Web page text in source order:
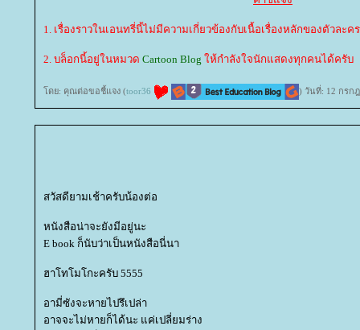
1. เรื่องราวในเอนทรี่นี้ไม่มีความเกี่ยวข้องกับเนื้อเรื่องหลักของตัวละค
2. บล็อกนี้อยู่ในหมวด Cartoon Blog ห้กำลังใจนักแสดงทุกคนได้ครับ
ดย: คุณต่อขอชี้แจง (toor36 ) วันที่: 12 กรก
สวัสดียามเช้าครับน้องต่อ
หนังสือน่าจะยังมีอยู่นะ
E book ก็นับว่าเป็นหนังสือนี่นา
ฮาโทโมโกะครับ 5555
อามี่ซังจะหายไปรึเปล่า
อาจจะไม่หายก็ได้นะ แค่เปลี่ยมร่าง